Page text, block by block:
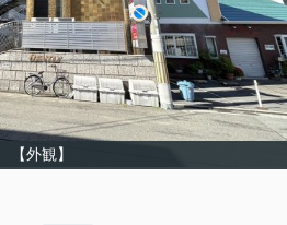
【外観】